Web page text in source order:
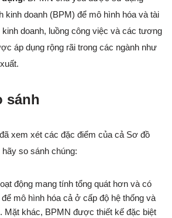
kinh doanh (BPM) để mô hình hóa và tài
doanh, luồng công việc và các tương
áp dụng rộng rãi trong các ngành như
sánh
xem xét các đặc điểm của cả Sơ đồ
so sánh chúng:
động mang tính tổng quát hơn và có
mô hình hóa cả ở cấp độ hệ thống và
Mặt khác, BPMN được thiết kế đặc biệt